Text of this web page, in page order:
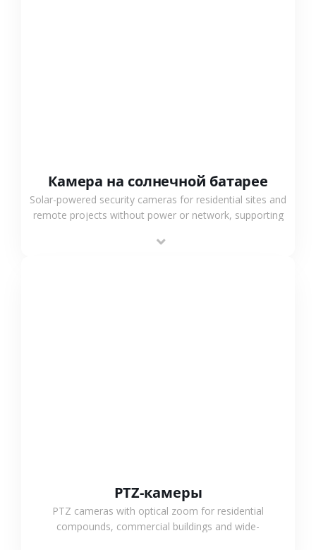
Камера на солнечной батарее
Solar-powered security cameras for residential sites and
remote projects without power or network, supporting
outdoor monitoring.
PTZ-камеры
PTZ cameras with optical zoom for residential
compounds, commercial buildings and wide-